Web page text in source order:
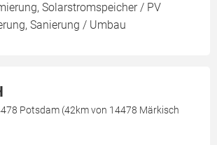
Solarstromspeicher / PV
Sanierung / Umbau
Potsdam (42km von 14478 Märkisch